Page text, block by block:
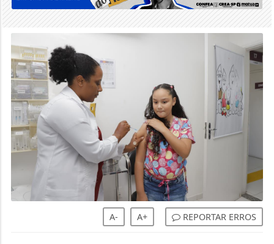
A- A+ REPORTAR ERROS